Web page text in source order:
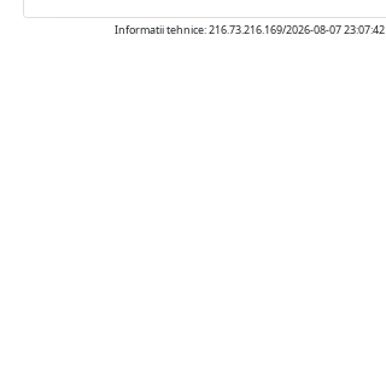
Informatii tehnice: 216.73.216.169/2026-08-07 23:07:42